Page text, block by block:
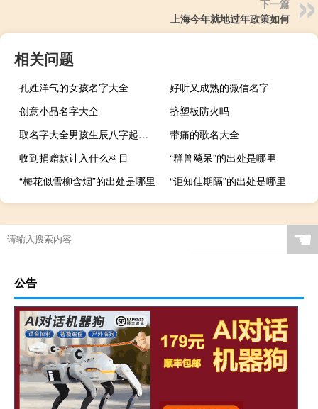
下一篇
上海今年就地过年政策如何
相关问题
孔姓洋气的女孩名字大全
好听又成熟的微信名字
创意小品名字大全
挤塑板防火吗
取名字大全男孩生辰八字起名2022
带痛的歌名大全
收到捐赠款计入什么科目
“群兽飚呆”的出处是哪里
“梅花似雪柳含烟”的出处是哪里
“讵知佳期隔”的出处是哪里
☚
公告